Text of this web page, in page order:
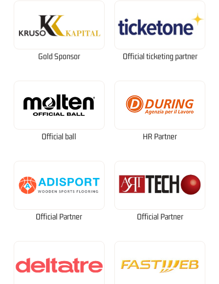
Gold Sponsor Official ticketing partner
Official ball HR Partner
Official Partner Official Partner